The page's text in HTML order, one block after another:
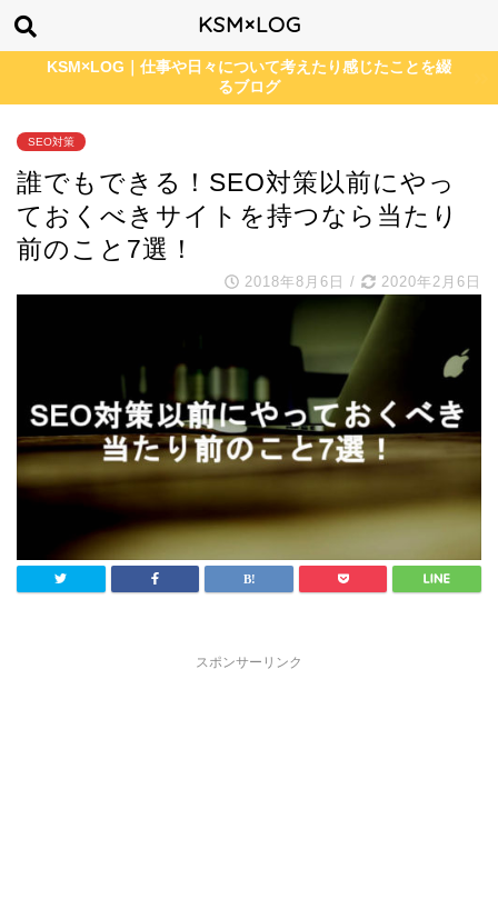
KSM×LOG
KSM×LOG｜仕事や日々について考えたり感じたことを綴
るブログ
SEO対策
誰でもできる！SEO対策以前にやっ
ておくべきサイトを持つなら当たり
前のこと7選！
2018年8月6日 / 2020年2月6日
スポンサーリンク